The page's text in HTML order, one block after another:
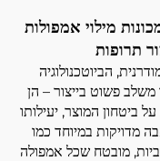
מילוי אמפולות
תרופות
הביוטכנולוגיה
משלב פשוט בייצור – הן
ביטחון המוצר, יעילותו
מדויקות במיוחד כמו
מובטח שכל אמפולה